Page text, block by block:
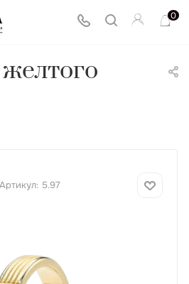
0
Артикул: 5.97